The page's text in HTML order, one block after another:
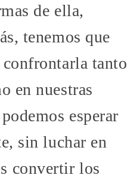
de ella,
tenemos que
confrontarla tanto
en nuestras
esperar
sin luchar en
convertir los